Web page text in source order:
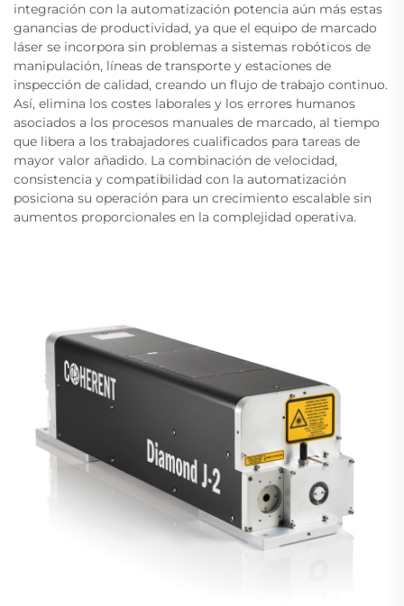
integración con la automatización potencia aún más estas
ganancias de productividad, ya que el equipo de marcado
láser se incorpora sin problemas a sistemas robóticos de
manipulación, líneas de transporte y estaciones de
inspección de calidad, creando un flujo de trabajo continuo.
Así, elimina los costes laborales y los errores humanos
asociados a los procesos manuales de marcado, al tiempo
que libera a los trabajadores cualificados para tareas de
mayor valor añadido. La combinación de velocidad,
consistencia y compatibilidad con la automatización
posiciona su operación para un crecimiento escalable sin
aumentos proporcionales en la complejidad operativa.